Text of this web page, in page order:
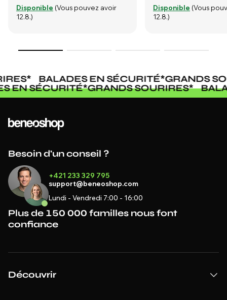
Disponible (Vous pouvez avoir
12.8.)
Disponible (Vous
12.8.)
* BALADES EN SÉCURITÉ*GRANDS
EN SÉCURITÉ*GRANDS SOURIRES*
Besoin d'un conseil ?
+421 233 329 795
support@beneoshop.com
Lundi - Vendredi 7:00 - 16:00
Plus de 150 000 familles nous font
confiance
Découvrir